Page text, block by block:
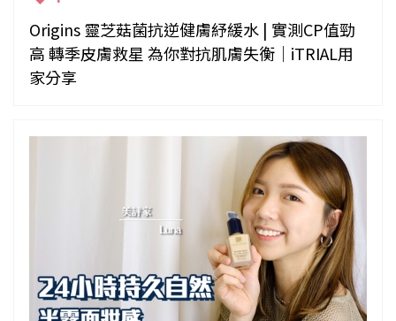
Origins 靈芝菇菌抗逆健膚紓緩水 | 實測CP值勁
高 轉季皮膚救星 為你對抗肌膚失衡｜iTRIAL用
家分享